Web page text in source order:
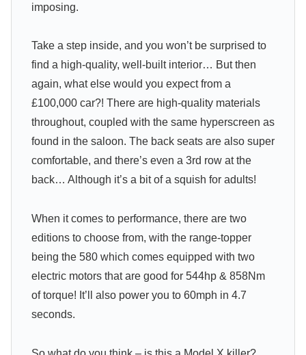
imposing.
Take a step inside, and you won’t be surprised to
find a high-quality, well-built interior… But then
again, what else would you expect from a
£100,000 car?! There are high-quality materials
throughout, coupled with the same hyperscreen as
found in the saloon. The back seats are also super
comfortable, and there’s even a 3rd row at the
back… Although it’s a bit of a squish for adults!
When it comes to performance, there are two
editions to choose from, with the range-topper
being the 580 which comes equipped with two
electric motors that are good for 544hp & 858Nm
of torque! It’ll also power you to 60mph in 4.7
seconds.